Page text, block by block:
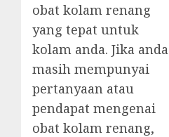
obat kolam renang
yang tepat untuk
kolam anda. Jika anda
masih mempunyai
pertanyaan atau
pendapat mengenai
obat kolam renang,